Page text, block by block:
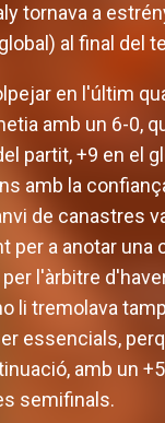
tornava a
al final del
en l'últim
amb un 6-0,
partit, +9 en el
amb la
de canastres
per a anotar
l'àrbitre
li tremolava
essencials,
amb un
semifinals.